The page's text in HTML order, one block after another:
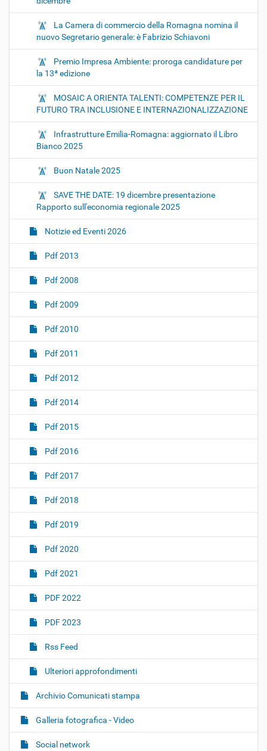
La Camera di commercio della Romagna nomina il
nuovo Segretario generale: è Fabrizio Schiavoni
Premio Impresa Ambiente: proroga candidature per
la 13ª edizione
MOSAIC A ORIENTA TALENTI: COMPETENZE PER IL
FUTURO TRA INCLUSIONE E INTERNAZIONALIZZAZIONE
Infrastrutture Emilia-Romagna: aggiornato il Libro
Bianco 2025
Buon Natale 2025
SAVE THE DATE: 19 dicembre presentazione
Rapporto sull'economia regionale 2025
Notizie ed Eventi 2026
Pdf 2013
Pdf 2008
Pdf 2009
Pdf 2010
Pdf 2011
Pdf 2012
Pdf 2014
Pdf 2015
Pdf 2016
Pdf 2017
Pdf 2018
Pdf 2019
Pdf 2020
Pdf 2021
PDF 2022
PDF 2023
Rss Feed
Ulteriori approfondimenti
Archivio Comunicati stampa
Galleria fotografica - Video
Social network